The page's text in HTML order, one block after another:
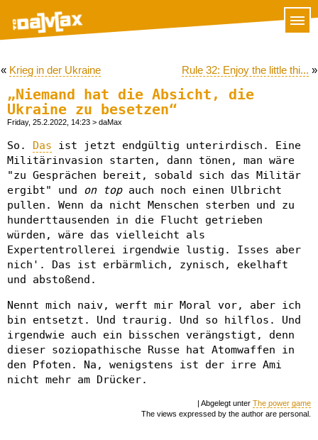
« Krieg in der Ukraine Rule 32: Enjoy the little thi... »
„Niemand hat die Absicht, die
Ukraine zu besetzen“
Friday, 25.2.2022, 14:23 > daMax
So. Das ist jetzt endgültig unterirdisch. Eine
Militärinvasion starten, dann tönen, man wäre
"zu Gesprächen bereit, sobald sich das Militär
ergibt" und on topauch noch einen Ulbricht
pullen. Wenn da nicht Menschen sterben und zu
hunderttausenden in die Flucht getrieben
würden, wäre das vielleicht als
Expertentrollerei irgendwie lustig. Isses aber
nich'. Das ist erbärmlich, zynisch, ekelhaft
und abstoßend.
Nennt mich naiv, werft mir Moral vor, aber ich
bin entsetzt. Und traurig. Und so hilflos. Und
irgendwie auch ein bisschen verängstigt, denn
dieser soziopathische Russe hat Atomwaffen in
den Pfoten. Na, wenigstens ist der irre Ami
nicht mehr am Drücker.
| Abgelegt unter The power game
The views expressed by the author are personal.